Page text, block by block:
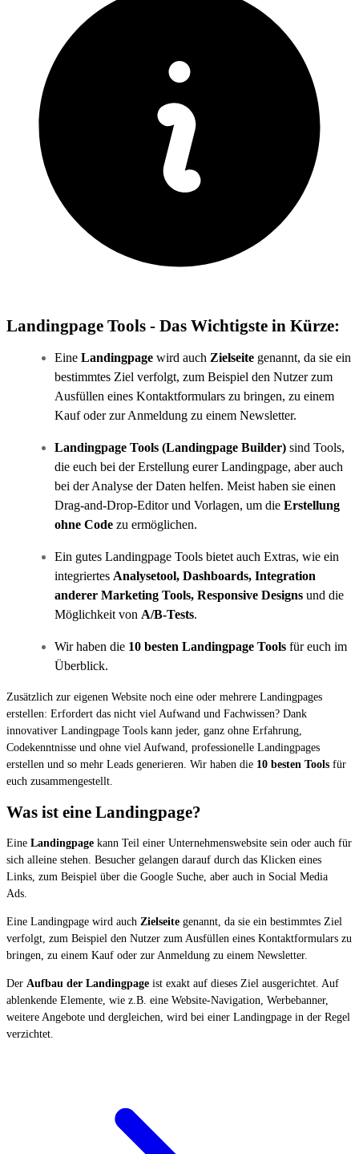
Landingpage Tools - Das Wichtigste in Kürze:
Eine Landingpage wird auch Zielseite genannt, da sie ein
bestimmtes Ziel verfolgt, zum Beispiel den Nutzer zum
Ausfüllen eines Kontaktformulars zu bringen, zu einem
Kauf oder zur Anmeldung zu einem Newsletter.
Landingpage Tools (Landingpage Builder) sind Tools,
die euch bei der Erstellung eurer Landingpage, aber auch
bei der Analyse der Daten helfen. Meist haben sie einen
Drag-and-Drop-Editor und Vorlagen, um die Erstellung
ohne Code zu ermöglichen.
Ein gutes Landingpage Tools bietet auch Extras, wie ein
integriertes Analysetool, Dashboards, Integration
anderer Marketing Tools, Responsive Designs und die
Möglichkeit von A/B-Tests.
Wir haben die 10 besten Landingpage Tools für euch im
Überblick.
Zusätzlich zur eigenen Website noch eine oder mehrere Landingpages
erstellen: Erfordert das nicht viel Aufwand und Fachwissen? Dank
innovativer Landingpage Tools kann jeder, ganz ohne Erfahrung,
Codekenntnisse und ohne viel Aufwand, professionelle Landingpages
erstellen und so mehr Leads generieren. Wir haben die 10 besten Tools für
euch zusammengestellt.
Was ist eine Landingpage?
Eine Landingpage kann Teil einer Unternehmenswebsite sein oder auch für
sich alleine stehen. Besucher gelangen darauf durch das Klicken eines
Links, zum Beispiel über die Google Suche, aber auch in Social Media
Ads.
Eine Landingpage wird auch Zielseite genannt, da sie ein bestimmtes Ziel
verfolgt, zum Beispiel den Nutzer zum Ausfüllen eines Kontaktformulars zu
bringen, zu einem Kauf oder zur Anmeldung zu einem Newsletter.
Der Aufbau der Landingpage ist exakt auf dieses Ziel ausgerichtet. Auf
ablenkende Elemente, wie z.B. eine Website-Navigation, Werbebanner,
weitere Angebote und dergleichen, wird bei einer Landingpage in der Regel
verzichtet.